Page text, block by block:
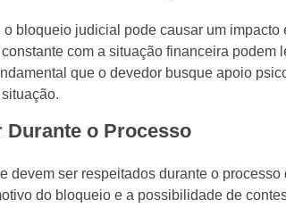
bloqueio judicial pode causar um
com a situação financeira podem
que o devedor busque apoio
Durante o Processo
devem ser respeitados durante o
do bloqueio e a possibilidade de